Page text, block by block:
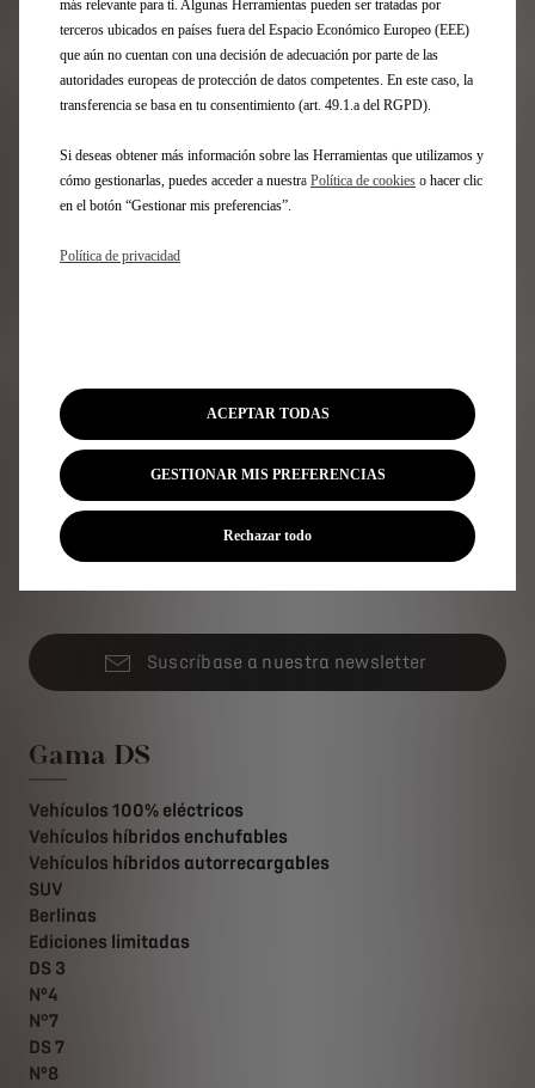
PROFESIONALES
ELIJA LA GAMA DE SU
VEHÍCULO
PREGUNTAS FRECUENTES
ELÉCTRICO, HÍBRIDO, GASOLINA O DIÉSEL: ¿QUÉ
MOTORIZACIÓN ELEGIR?
¿POR QUÉ COMPRAR UN VEHÍCULO NUEVO?
Suscríbase a nuestra newsletter
Gama DS
Vehículos 100% eléctricos
Vehículos híbridos enchufables
Vehículos híbridos autorrecargables
SUV
Berlinas
Ediciones limitadas
DS 3
Nº4
N°7
DS 7
Nº8
más relevante para ti. Algunas Herramientas pueden ser tratadas por
terceros ubicados en países fuera del Espacio Económico Europeo (EEE)
que aún no cuentan con una decisión de adecuación por parte de las
autoridades europeas de protección de datos competentes. En este caso, la
transferencia se basa en tu consentimiento (art. 49.1.a del RGPD).
Si deseas obtener más información sobre las Herramientas que utilizamos y
cómo gestionarlas, puedes acceder a nuestra Política de cookies o hacer clic
en el botón “Gestionar mis preferencias”.
Política de privacidad
GESTIONAR MIS PREFERENCIAS
ACEPTAR TODAS
Rechazar todo